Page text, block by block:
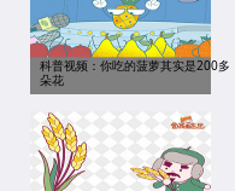
科普视频：你吃的菠萝其实是200多
朵花